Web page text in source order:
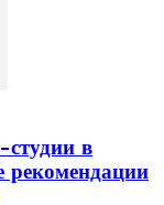
в
рекомендации